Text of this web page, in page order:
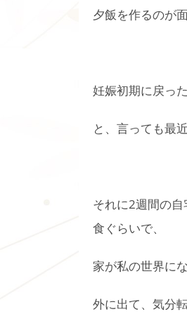
夕飯を作るのが
妊娠初期に戻っ
と、言っても最
それに2週間の
食ぐらいで、
家が私の世界に
外に出て、気分